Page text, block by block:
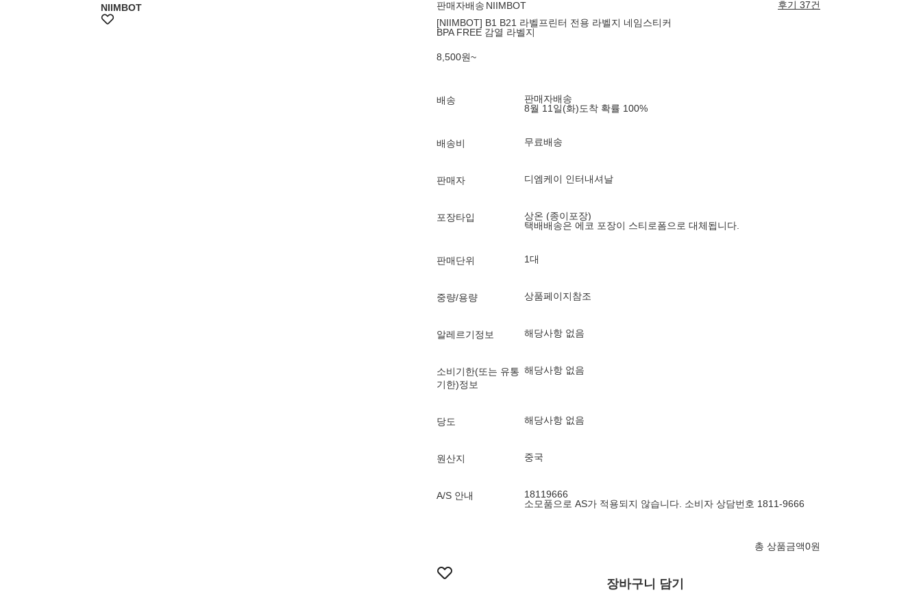
NIIMBOT 판매자배송 NIIMBOT
후기 37건
[NIIMBOT] B1 B21 라벨프린터 전용 라벨지 네임스티커
BPA FREE 감열 라벨지
8,500원~
배송
판매자배송
8월 11일(화)도착 확률 100%
배송비 무료배송
판매자 디엠케이 인터내셔날
포장타입
상온 (종이포장)
택배배송은 에코 포장이 스티로폼으로 대체됩니다.
판매단위 1대
중량/용량 상품페이지참조
알레르기정보 해당사항 없음
소비기한(또는 유통
기한)정보
해당사항 없음
당도 해당사항 없음
원산지 중국
A/S 안내
18119666
소모품으로 AS가 적용되지 않습니다. 소비자 상담번호 1811-9666
총 상품금액0원
장바구니 담기